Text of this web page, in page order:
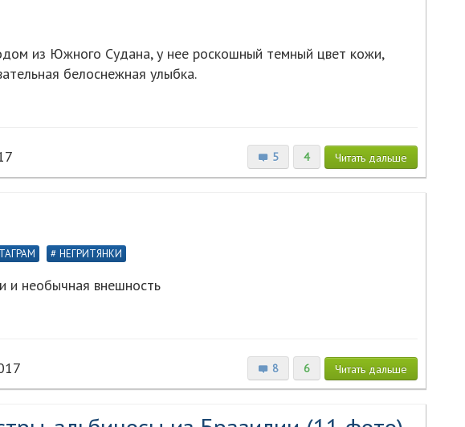
из Южного Судана, у нее роскошный темный цвет кожи,
белоснежная улыбка.
5 4 Читать дальше
НЕГРИТЯНКИ
и необычная внешность
8 6 Читать дальше